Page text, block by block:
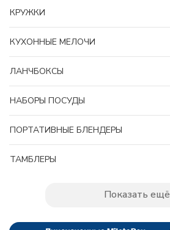
КРУЖКИ
КУХОННЫЕ МЕЛОЧИ
ЛАНЧБОКСЫ
НАБОРЫ ПОСУДЫ
ПОРТАТИВНЫЕ БЛЕНДЕРЫ
ТАМБЛЕРЫ
Показать ещё